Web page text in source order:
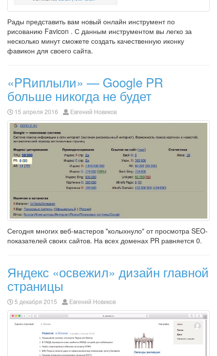
Рады представить вам новый онлайн инструмент по
рисованию Favicon . С данным инструментом вы легко за
несколько минут сможете создать качественную иконку
фавикон для своего сайта.
«PRиплыли» — Google PR
больше никогда не будет
15 апреля 2016 Евгений Новиков
Сегодня многих веб-мастеров "колыхнуло" от просмотра SEO-
показателей своих сайтов. На всех доменах PR равняется 0.
Яндекс «освежил» дизайн главной
страницы
5 декабря 2015 Евгений Новиков